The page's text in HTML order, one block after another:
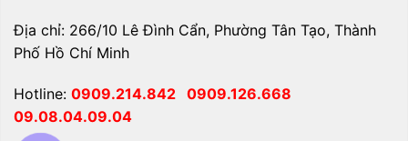
Địa chỉ: 266/10 Lê Đình Cẩn, Phường Tân Tạo, Thành
Phố Hồ Chí Minh
Hotline: 0909.214.842 0909.126.668
09.08.04.09.04